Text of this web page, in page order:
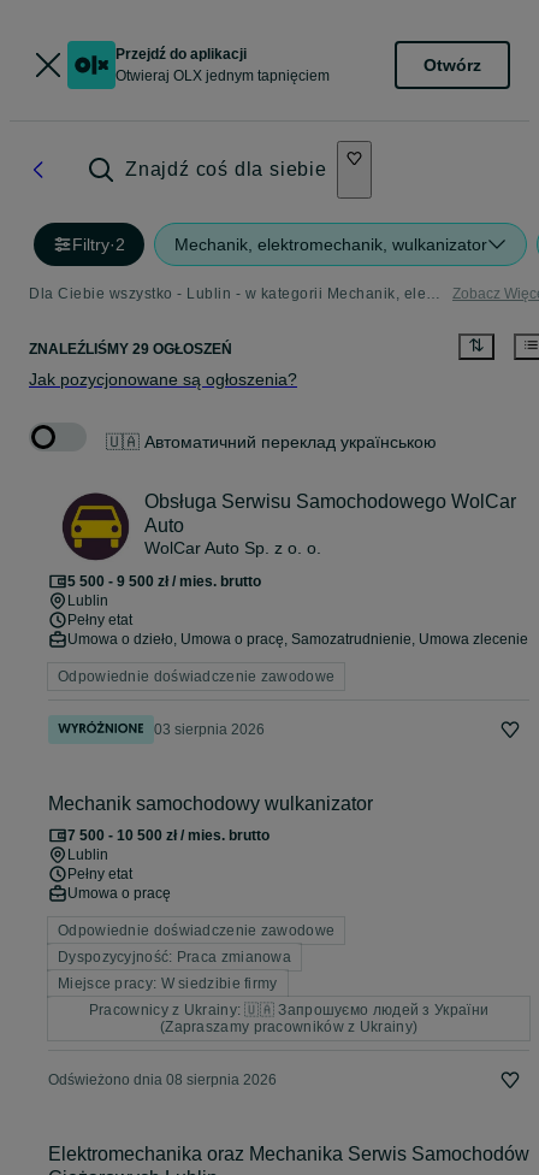
Przejdź do aplikacji
Otwieraj OLX jednym tapnięciem
Otwórz
Znajdź coś dla siebie
Filtry·2 Mechanik, elektromechanik, wulkanizator
Dla Ciebie wszystko - Lublin - w kategorii Mechanik, elektromechanik, wulkanizator Zobacz
ZNALEŹLIŚMY 29 OGŁOSZEŃ
Jak pozycjonowane są ogłoszenia?
🇺🇦 Автоматичний переклад українською
Obsługa Serwisu Samochodowego WolCar
Auto
WolCar Auto Sp. z o. o.
5 500 - 9 500 zł / mies. brutto
Lublin
Pełny etat
Umowa o dzieło, Umowa o pracę, Samozatrudnienie, Umowa zlecenie
Odpowiednie doświadczenie zawodowe
03 sierpnia 2026
Mechanik samochodowy wulkanizator
7 500 - 10 500 zł / mies. brutto
Lublin
Pełny etat
Umowa o pracę
Odpowiednie doświadczenie zawodowe
Dyspozycyjność: Praca zmianowa
Miejsce pracy: W siedzibie firmy
Pracownicy z Ukrainy: 🇺🇦 Запрошуємо людей з України
(Zapraszamy pracowników z Ukrainy)
Odświeżono dnia 08 sierpnia 2026
Elektromechanika oraz Mechanika Serwis Samochodów